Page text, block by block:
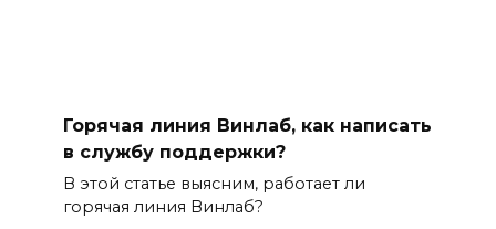
Горячая линия Винлаб, как написать
в службу поддержки?
В этой статье выясним, работает ли
горячая линия Винлаб?